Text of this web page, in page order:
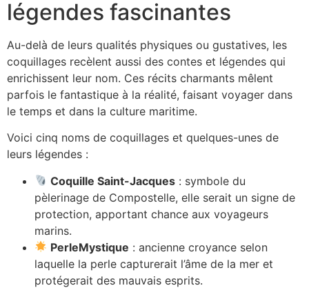
légendes fascinantes
Au-delà de leurs qualités physiques ou gustatives, les
coquillages recèlent aussi des contes et légendes qui
enrichissent leur nom. Ces récits charmants mêlent
parfois le fantastique à la réalité, faisant voyager dans
le temps et dans la culture maritime.
Voici cinq noms de coquillages et quelques-unes de
leurs légendes :
Coquille Saint-Jacques : symbole du
pèlerinage de Compostelle, elle serait un signe de
protection, apportant chance aux voyageurs
marins.
PerleMystique : ancienne croyance selon
laquelle la perle capturerait l’âme de la mer et
protégerait des mauvais esprits.